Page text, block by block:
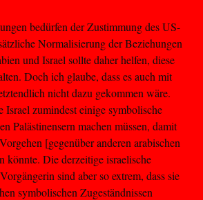
bedürfen der Zustimmung des US-
Normalisierung der Beziehungen
und Israel sollte daher helfen, diese
Doch ich glaube, dass es auch mit
nicht dazu gekommen wäre.
Israel zumindest einige symbolische
Palästinensern machen müssen, damit
[gegenüber anderen arabischen
könnte. Die derzeitige israelische
sind aber so extrem, dass sie
symbolischen Zugeständnissen